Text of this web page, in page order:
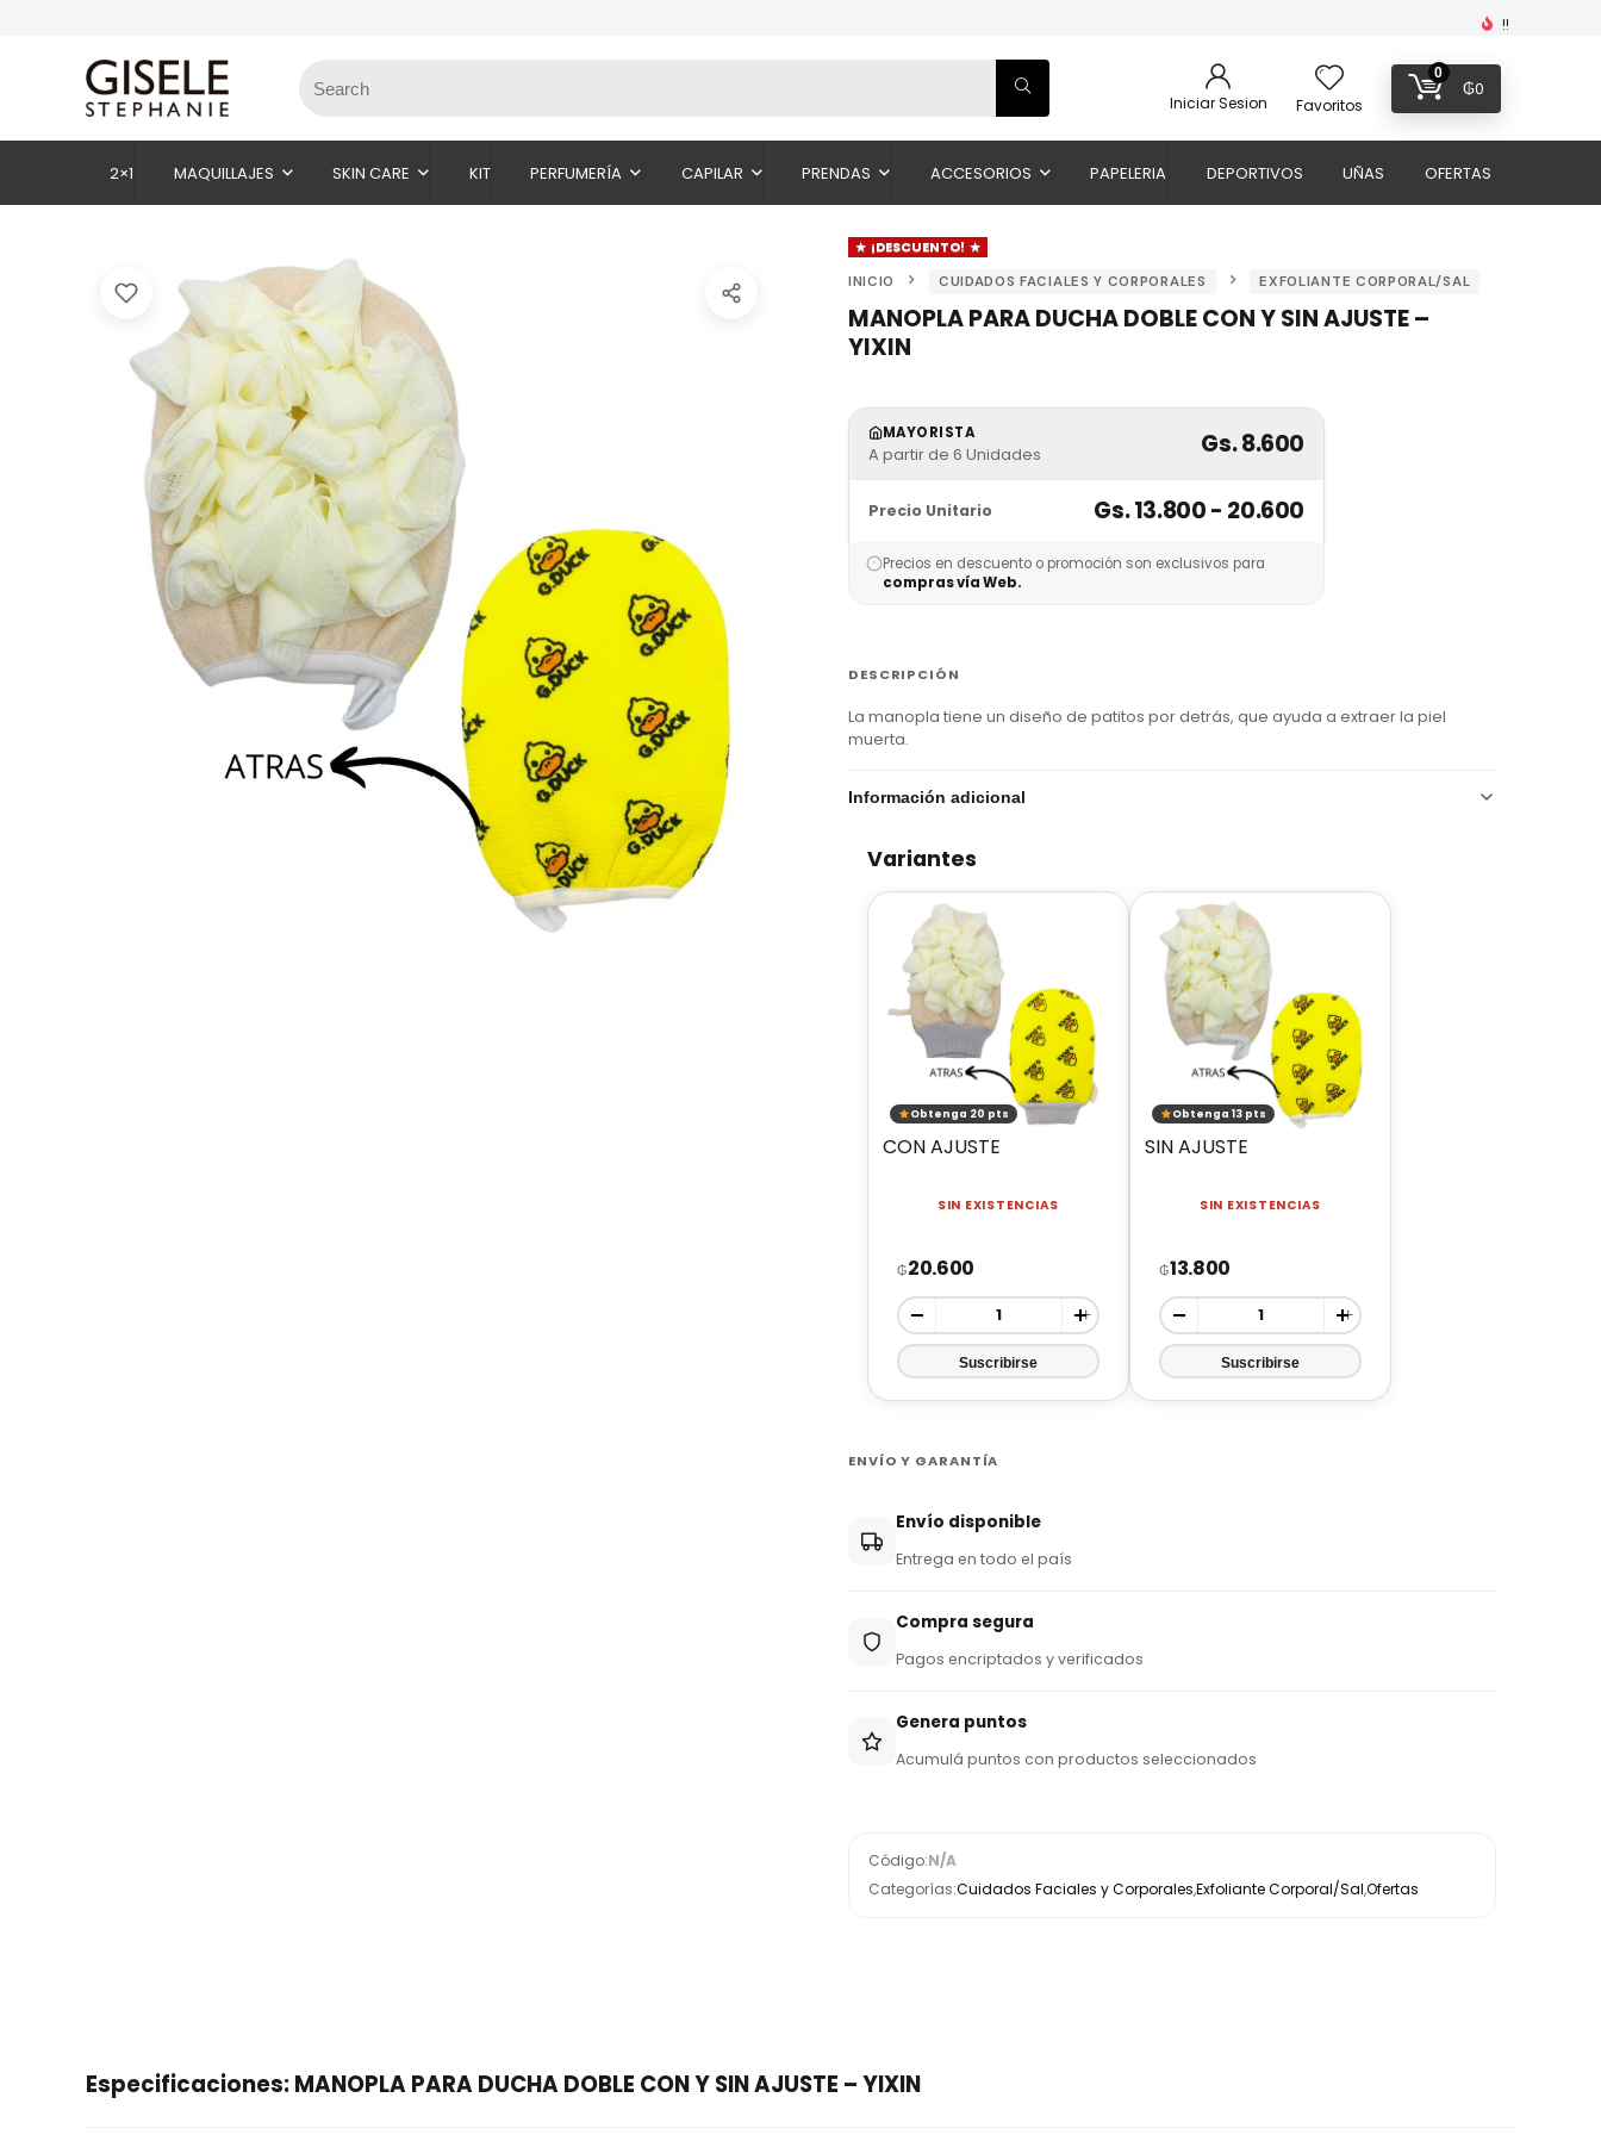
!!
Iniciar Sesion Favoritos
0
₲0
2×1 MAQUILLAJES SKIN CARE KIT PERFUMERÍA CAPILAR PRENDAS ACCESORIOS PAPELERIA DEPORTIVOS UÑAS OFERTAS
¡DESCUENTO!
INICIO CUIDADOS FACIALES Y CORPORALES EXFOLIANTE CORPORAL/SAL
MANOPLA PARA DUCHA DOBLE CON Y SIN AJUSTE –
YIXIN
MAYORISTA
A partir de 6 Unidades Gs. 8.600
Precio Unitario Gs. 13.800 - 20.600
Precios en descuento o promoción son exclusivos para
compras vía Web.
DESCRIPCIÓN
La manopla tiene un diseño de patitos por detrás, que ayuda a extraer la piel
muerta.
Información adicional
Variantes
Obtenga 20 pts
CON AJUSTE
SIN EXISTENCIAS
₲20.600
- +
Obtenga 13 pts
SIN AJUSTE
SIN EXISTENCIAS
₲13.800
- +
ENVÍO Y GARANTÍA
Envío disponible
Entrega en todo el país
Compra segura
Pagos encriptados y verificados
Genera puntos
Acumulá puntos con productos seleccionados
Código:N/A
Categorías:Cuidados Faciales y Corporales,Exfoliante Corporal/Sal,Ofertas
Especificaciones: MANOPLA PARA DUCHA DOBLE CON Y SIN AJUSTE – YIXIN